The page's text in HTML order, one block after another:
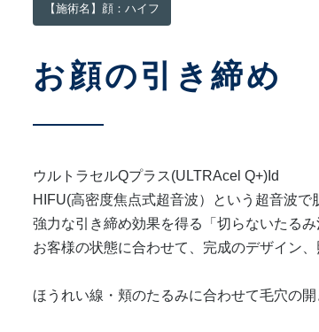
【施術名】顔：ハイフ
お顔の引き締め
ウルトラセルQプラス(ULTRAcel Q+)Id
HIFU(高密度焦点式超音波）という超音波で
強力な引き締め効果を得る「切らないたるみ
お客様の状態に合わせて、完成のデザイン
ほうれい線・頬のたるみに合わせて毛穴の